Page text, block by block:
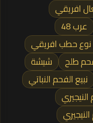
افريقي
عرب 48
حطب افريقي
طلح
شيشة
نبيع الفحم النباتي